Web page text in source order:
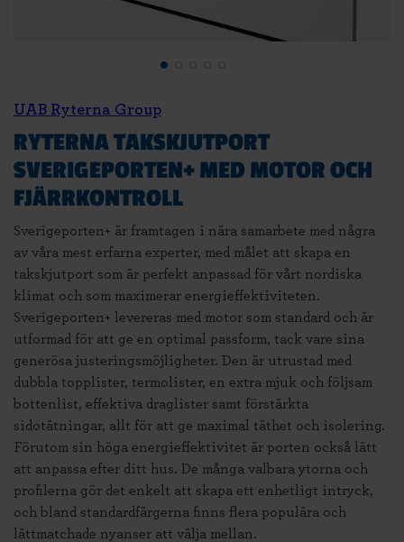
UAB Ryterna Group
RYTERNA TAKSKJUTPORT
SVERIGEPORTEN+ MED MOTOR OCH
FJÄRRKONTROLL
Sverigeporten+ är framtagen i nära samarbete med några
av våra mest erfarna experter, med målet att skapa en
takskjutport som är perfekt anpassad för vårt nordiska
klimat och som maximerar energieffektiviteten.
Sverigeporten+ levereras med motor som standard och är
utformad för att ge en optimal passform, tack vare sina
generösa justeringsmöjligheter. Den är utrustad med
dubbla topplister, termolister, en extra mjuk och följsam
bottenlist, effektiva draglister samt förstärkta
sidotätningar, allt för att ge maximal täthet och isolering.
Förutom sin höga energieffektivitet är porten också lätt
att anpassa efter ditt hus. De många valbara ytorna och
profilerna gör det enkelt att skapa ett enhetligt intryck,
och bland standardfärgerna finns flera populära och
lättmatchade nyanser att välja mellan.